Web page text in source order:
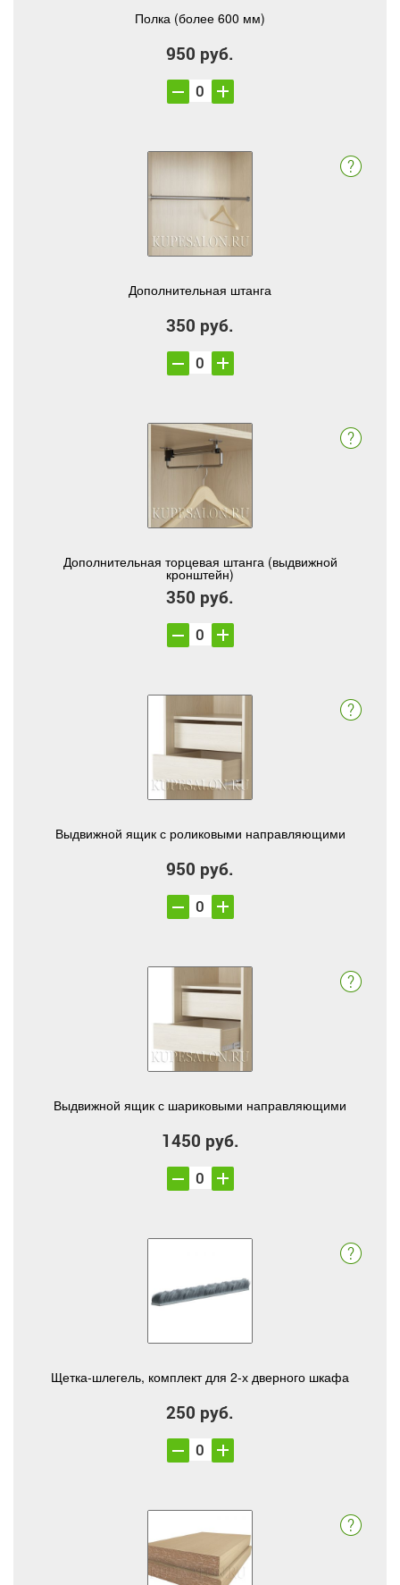
Полка (более 600 мм)
950 руб.
Дополнительная штанга
350 руб.
Дополнительная торцевая штанга (выдвижной
кронштейн)
350 руб.
Выдвижной ящик с роликовыми направляющими
950 руб.
Выдвижной ящик с шариковыми направляющими
1450 руб.
Щетка-шлегель, комплект для 2-х дверного шкафа
250 руб.